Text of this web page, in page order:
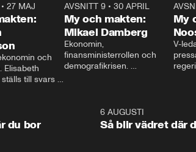
•27 MAJ
och
Elisabeth
till svars
AVSNITT 9• 30 APRIL
My och makten:
Mikael Damberg
Ekonomin,
finansministerrollen och
demografikrisen.
och Makten.
My
V-
– Vi
vara
1:06
du bor
6 AUGUSTI
Så blir vädret där